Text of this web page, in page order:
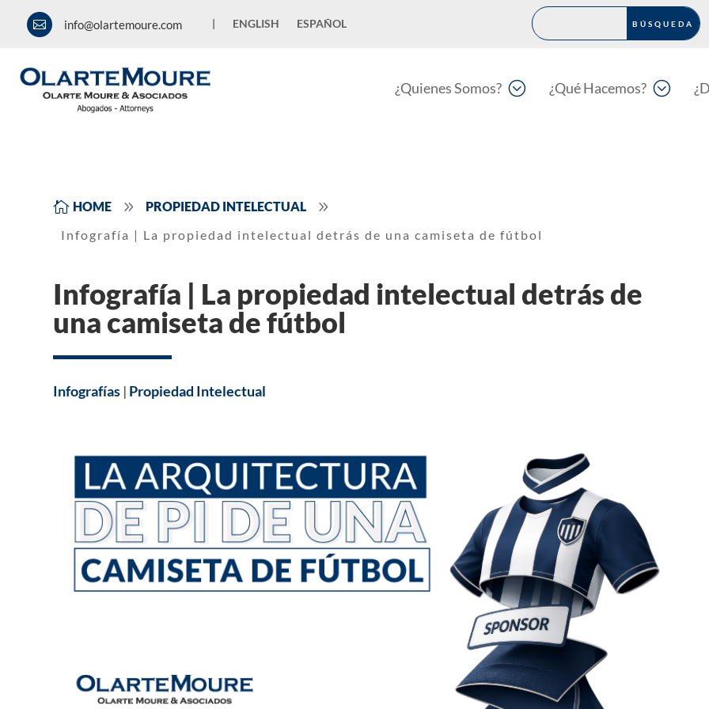
 info@olartemoure.com | ENGLISH ESPAÑOL
;
¿Quienes Somos? ;
¿Qué Hacemos?
 HOME 9 PROPIEDAD INTELECTUAL 9
Infografía | La propiedad intelectual detrás de una camiseta de fútbol
Infografía | La propiedad intelectual detrás de
una camiseta de fútbol
Infografías| Propiedad Intelectual